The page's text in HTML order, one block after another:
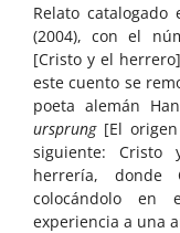
Relato catalogado
(2004), con el
[Cristo y el
este cuento se
poeta alemán
ursprung[El origen
siguiente:
herrería, donde
colocándolo en
experiencia a una